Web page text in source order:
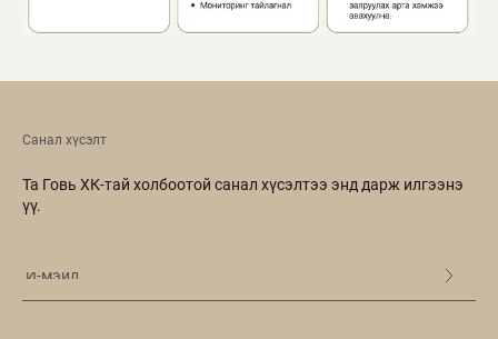
Санал хүсэлт
Та Говь ХК-тай холбоотой санал хүсэлтээ энд дарж илгээнэ
үү.